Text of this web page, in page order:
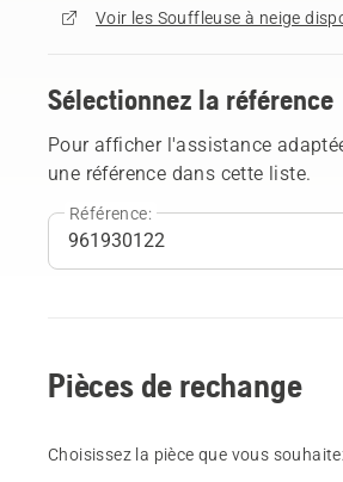
Voir les Souffleuse à neige
Sélectionnez la référence
Pour afficher l'assistance
une référence dans cette liste.
Référence:
Pièces de rechange
Choisissez la pièce que vous